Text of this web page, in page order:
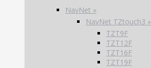
NavNet »
NavNet TZtouch3 »
TZT9F
TZT12F
TZT16F
TZT19F